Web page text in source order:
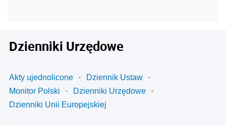
Dzienniki Urzędowe
Akty ujednolicone
Dziennik Ustaw
Monitor Polski
Dzienniki Urzędowe
Dzienniki Unii Europejskiej